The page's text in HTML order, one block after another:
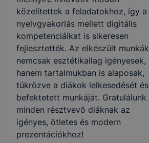
közelítettek a feladatokhoz, így a
nyelvgyakorlás mellett digitális
kompetenciáikat is sikeresen
fejlesztették. Az elkészült munkák
nemcsak esztétikailag igényesek,
hanem tartalmukban is alaposak,
tükrözve a diákok lelkesedését és
befektetett munkáját. Gratulálunk
minden résztvevő diáknak az
igényes, ötletes és modern
prezentációkhoz!